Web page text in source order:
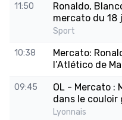
11:50
Ronaldo,
mercato du
Sport
10:38
Mercato:
l’Atlético de
09:45
OL - Mercato :
dans le couloir
Lyonnais